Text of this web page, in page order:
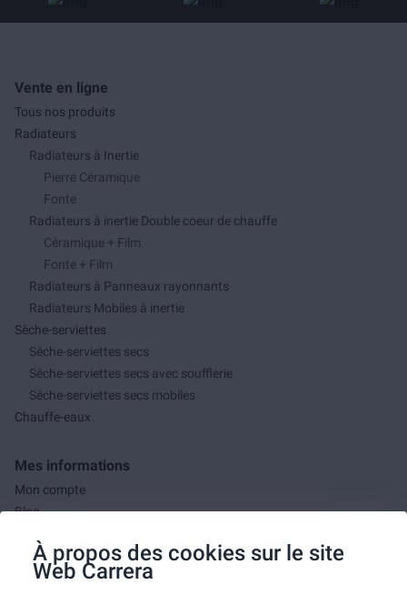
À propos des cookies sur le site
Web Carrera
Vente en ligne
Tous nos produits
Radiateurs
Radiateurs à Inertie
Pierre Céramique
Fonte
Radiateurs à inertie Double coeur de chauffe
Céramique + Film
Fonte + Film
Radiateurs à Panneaux rayonnants
Radiateurs Mobiles à inertie
Sèche-serviettes
Séche-serviettes secs
Séche-serviettes secs avec soufflerie
Séche-serviettes secs mobiles
Chauffe-eaux
Mes informations
Mon compte
Blog
Mes commandes